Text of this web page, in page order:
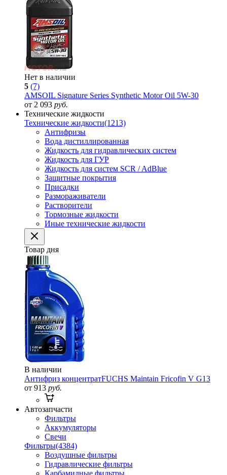
Нет в наличии
5 (7)
AMSOIL Signature Series Synthetic Motor Oil 5W-30
от 2 093 руб.
Технические жидкости
Технические жидкости(1213)
Антифризы
Вода дистиллированная
Жидкость для гидравлических систем
Жидкость для ГУР
Жидкость для систем SCR / AdBlue
Защитные покрытия
Присадки
Размораживатели
Растворители
Тормозные жидкости
Иные технические жидкости
Товар дня
В наличии
Антифриз концентратFUCHS Maintain Fricofin V G13
от 913 руб.
Автозапчасти
Фильтры
Аккумуляторы
Свечи
Фильтры(4384)
Воздушные фильтры
Гидравлические фильтры
Карбамидные фильтры